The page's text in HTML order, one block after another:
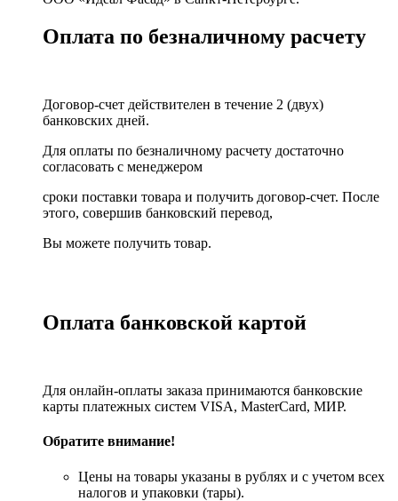
Оплата по безналичному расчету
Договор-счет действителен в течение 2 (двух)
банковских дней.
Для оплаты по безналичному расчету достаточно
согласовать с менеджером
сроки поставки товара и получить договор-счет. После
этого, совершив банковский перевод,
Вы можете получить товар.
Оплата банковской картой
Для онлайн-оплаты заказа принимаются банковские
карты платежных систем VISA, MasterСard, МИР.
Обратите внимание!
Цены на товары указаны в рублях и с учетом всех
налогов и упаковки (тары).